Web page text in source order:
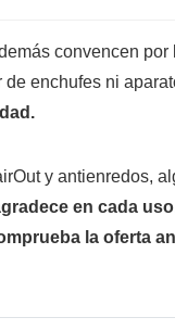
convencen por
enchufes ni
y antienredos,
en cada uso
la oferta